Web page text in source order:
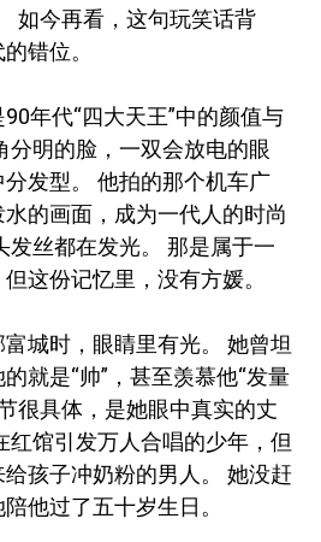
如今再看，这句玩笑话背
错位。
年代“四大天王”中的颜值与
分明的脸，一双会放电的眼
发型。 他拍的那个机车广
的画面，成为一代人的时尚
发丝都在发光。 那是属于一
这份记忆里，没有方媛。
城时，眼睛里有光。 她曾坦
就是“帅”，甚至羡慕他“发量
很具体，是她眼中真实的丈
红馆引发万人合唱的少年，但
孩子冲奶粉的男人。 她没赶
他过了五十岁生日。